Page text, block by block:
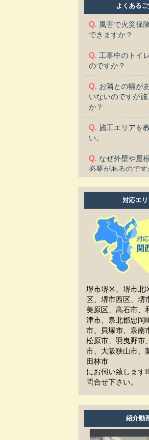
よくある
風害で火災保
できますか？
工事中のトイ
のですか？
お隣との幅が
いないのですが
か？
施工エリアを
い。
なぜ外壁や屋
必要があるのです
塗替えに適し
工事中、車は
いか？
工事中、気に
などがある場合は
よいですか？
工事中は留守
夫ですか？
施工後の保証
いますか？
作業時間は何
でですか？
家の周囲に荷
すが、どこまで
いですか？
洗濯物は干せ
対応エ
堺市堺区、堺市北
区、堺市西区、堺
美原区、高石市、
津市、泉北郡忠岡
市、貝塚市、泉南
松原市、羽曳野市
市、大阪狭山市、
田林市
にお伺い致します
問合せ下さい。
紹介動